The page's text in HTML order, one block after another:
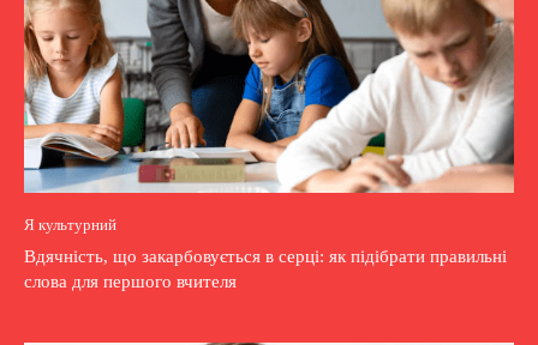
Я культурний
Вдячність, що закарбовується в серці: як підібрати правильні
слова для першого вчителя